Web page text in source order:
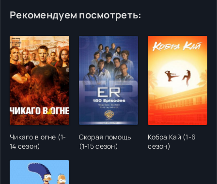
Рекомендуем посмотреть:
Чикаго в огне (1-
14 сезон)
Скорая помощь
(1-15 сезон)
Кобра Кай (1-6
сезон)